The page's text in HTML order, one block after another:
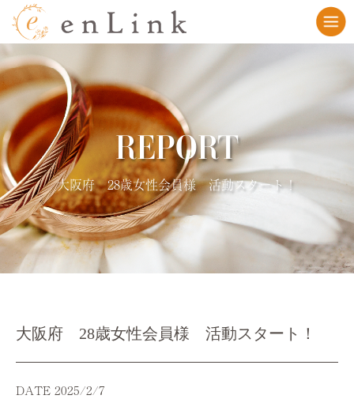
REPORT
大阪府 28歳女性会員様 活動スタート！
大阪府 28歳女性会員様 活動スタート！
DATE 2025/2/7